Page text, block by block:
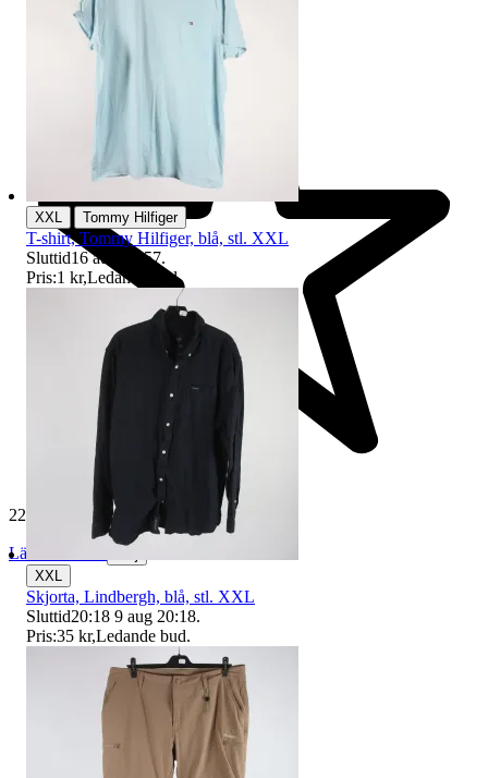
229 629 omdömen
Läs omdömen
XXL Tommy Hilfiger
T-shirt, Tommy Hilfiger, blå, stl. XXL
Sluttid16 aug 21:57.
Pris:1 kr,Ledande bud.
XXL
Skjorta, Lindbergh, blå, stl. XXL
Sluttid20:18 9 aug 20:18.
Pris:35 kr,Ledande bud.